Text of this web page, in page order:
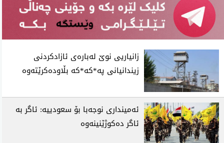
زانیاریی نوێ لەبارەی ئازادکردنی
زیندانیانی پە*کە*کە بڵاودەکرێتەوە
ئەمینداری نوجەبا بۆ سعودییە: ئاگر بە
ئاگر دەکوژێنینەوە